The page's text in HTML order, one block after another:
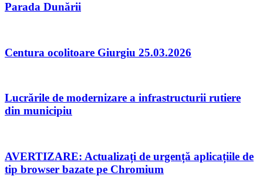
Parada Dunării
Centura ocolitoare Giurgiu 25.03.2026
Lucrările de modernizare a infrastructurii rutiere
din municipiu
AVERTIZARE: Actualizați de urgență aplicațiile de
tip browser bazate pe Chromium